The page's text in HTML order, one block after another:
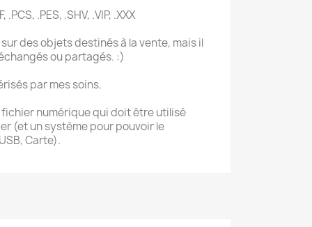
.PCS, .PES, .SHV, .VIP, .XXX
des objets destinés à la vente, mais il
ou partagés. :)
par mes soins.
fichier numérique qui doit être utilisé
(et un système pour pouvoir le
Carte).